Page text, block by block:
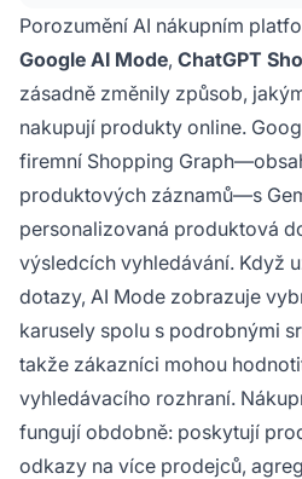
aby e-commerce firmy
když spotřebitelé využívají
výzkum a nákup produktů.
Porozumění AI nákupním
Google AI Mode, ChatGPT
zásadně změnily způsob,
nakupují produkty online.
firemní Shopping
produktových záznamů—s
personalizovaná produktová
výsledcích vyhledávání. Když
dotazy, AI Mode zobrazuje
karusely spolu s podrobnými
takže zákazníci mohou
vyhledávacího rozhraní.
fungují obdobně: poskytují
odkazy na více prodejců,